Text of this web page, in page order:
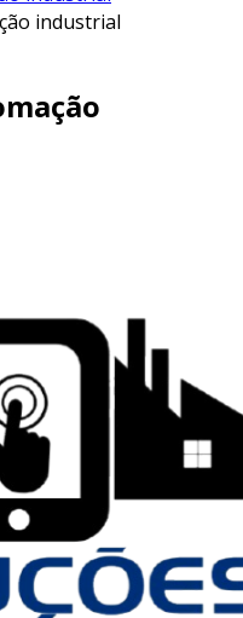
industrial